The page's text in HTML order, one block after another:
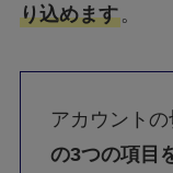
り込めます。
アカウントの
の3つの項目